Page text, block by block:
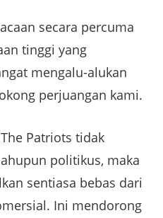
secara percuma
tinggi yang
mengalu-alukan
perjuangan kami.
Patriots tidak
politikus, maka
sentiasa bebas dari
Ini mendorong